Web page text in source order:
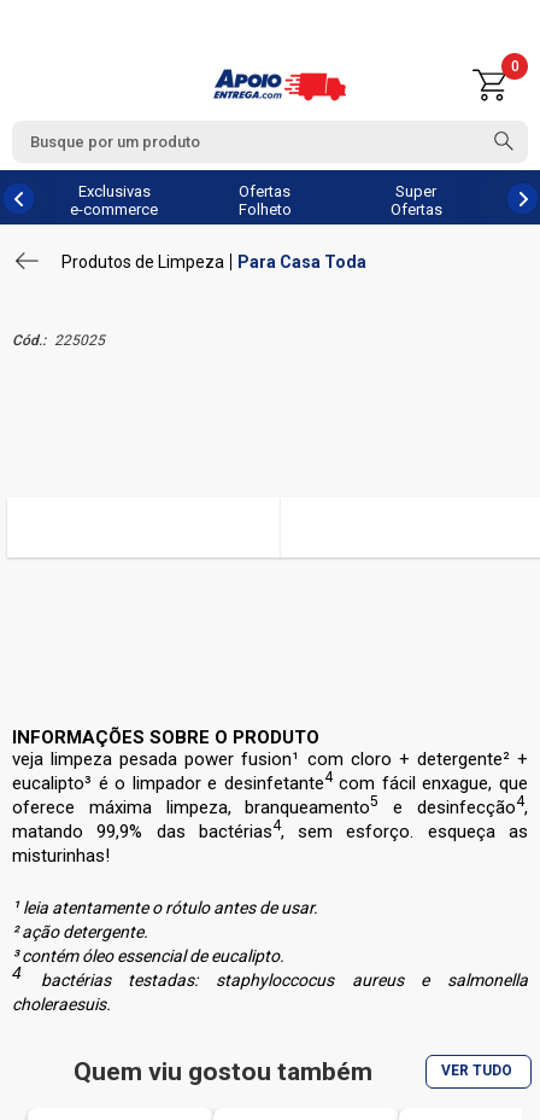
0
Exclusivas
e-commerce
Ofertas
Folheto
Super
Ofertas
Produtos de Limpeza Para Casa Toda
Cód.: 225025
INFORMAÇÕES SOBRE O PRODUTO
veja limpeza pesada power fusion¹ com cloro + detergente² +
eucalipto³ é o limpador e desinfetante4com fácil enxague, que
oferece máxima limpeza, branqueamento5 e desinfecção4,
matando 99,9% das bactérias4, sem esforço. esqueça as
misturinhas!
¹leia atentamente o rótulo antes de usar.
² ação detergente.
³ contém óleo essencial de eucalipto.
4 bactérias testadas: staphyloccocus aureus e salmonella
choleraesuis.
branqueamento proporcionado pela ação do cloro, com efeito
residual por 5 dias, formando camada protetora contra crescimento
Quem viu gostou também VER TUDO